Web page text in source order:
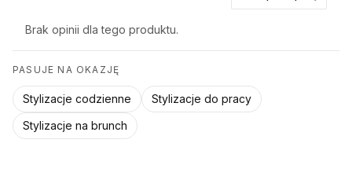
65 cm
Krój swobodny — jeśli lubisz bardziej dopasowany fason,
rozważ rozmiar mniejszy.
Brak opinii dla tego produktu.
PASUJE NA OKAZJĘ
Stylizacje codzienne
Stylizacje do pracy
Stylizacje na brunch